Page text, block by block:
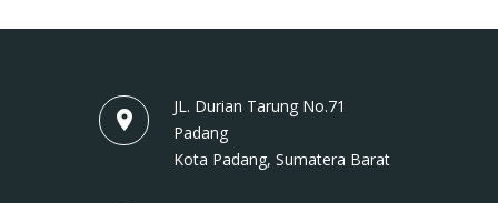
JL. Durian Tarung No.71
Padang
Kota Padang, Sumatera Barat